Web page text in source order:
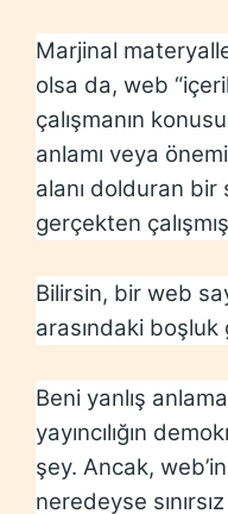
Marjinal
olsa da, web
çalışmanın
anlamı veya
alanı dolduran
gerçekten
Bilirsin, bir web
arasındaki boşluk
Beni yanlış
yayıncılığın
şey. Ancak,
neredeyse